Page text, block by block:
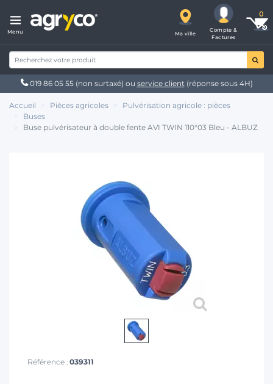
Menu Ma ville
Compte &
Factures
019 86 05 55 (non surtaxé) ou service client(réponse sous 4H)
Accueil Pièces agricoles
Pulvérisation agricole : pièces
Buses
Buse pulvérisateur à double fente AVI TWIN 110°03 Bleu - ALBUZ
Référence : 039311